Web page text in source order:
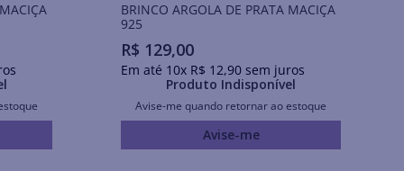
BRINCO ARGOLA DE PRATA MACIÇA
925
R$ 129,00
Em até 10x R$ 12,90 sem juros
Produto Indisponível
Avise-me quando retornar ao estoque
Avise-me